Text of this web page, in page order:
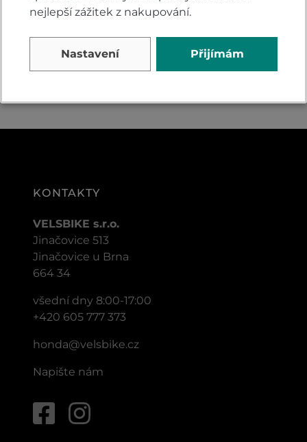
404 Kč KOUPIT 179 Kč
KONTAKTY
VELSBIKE s.r.o.
Jinačovice 513
Jinačovice u Brna
664 34
všední dny 8:00-17:00
+420 605 777 373
honda@velsbike.cz
Napište nám
nejlepší zážitek z nakupování.
Nastavení Přijímám